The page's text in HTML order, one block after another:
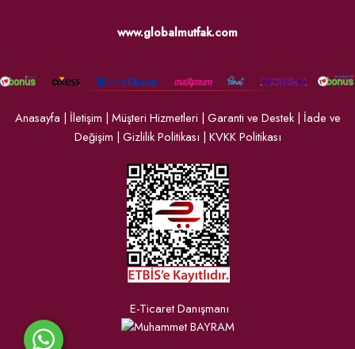
www.globalmutfak.com
Anasayfa | İletişim | Müşteri Hizmetleri | Garanti ve Destek| İade ve
Değişim | Gizlilik Politikası | KVKK Politikası
E-Ticaret Danışmanı